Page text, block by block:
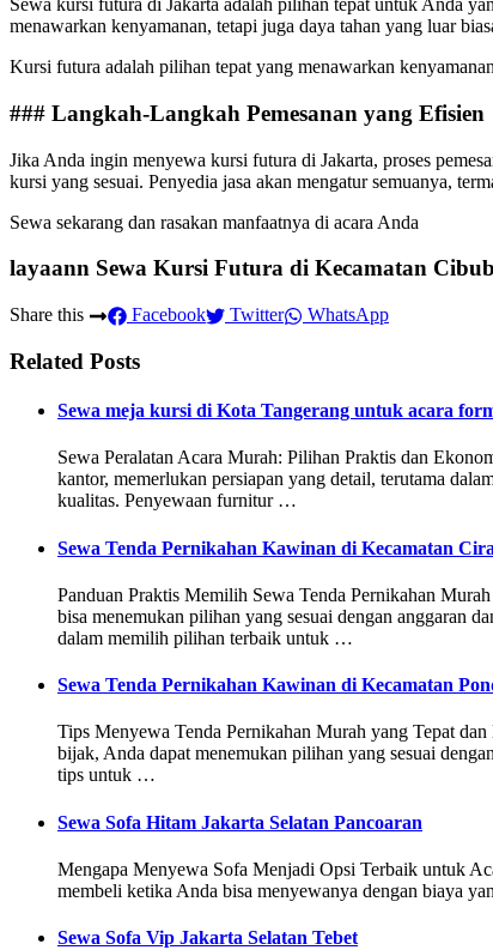
Sewa kursi futura di Jakarta adalah pilihan tepat untuk Anda
menawarkan kenyamanan, tetapi juga daya tahan yang luar
Kursi futura adalah pilihan tepat yang menawarkan
### Langkah-Langkah Pemesanan yang Efisien
Jika Anda ingin menyewa kursi futura di Jakarta, proses
kursi yang sesuai. Penyedia jasa akan mengatur semuanya,
Sewa sekarang dan rasakan manfaatnya di acara Anda
layaann Sewa Kursi Futura di Kecamatan
Share this Facebook Twitter WhatsApp
Related Posts
Sewa meja kursi di Kota Tangerang untuk acara
Sewa Peralatan Acara Murah: Pilihan Praktis dan
kantor, memerlukan persiapan yang detail, terutama
kualitas. Penyewaan furnitur …
Sewa Tenda Pernikahan Kawinan di Kecamatan
Panduan Praktis Memilih Sewa Tenda Pernikahan
bisa menemukan pilihan yang sesuai dengan anggaran
dalam memilih pilihan terbaik untuk …
Sewa Tenda Pernikahan Kawinan di Kecamatan
Tips Menyewa Tenda Pernikahan Murah yang Tepat
bijak, Anda dapat menemukan pilihan yang sesuai
tips untuk …
Sewa Sofa Hitam Jakarta Selatan Pancoaran
Mengapa Menyewa Sofa Menjadi Opsi Terbaik untuk
membeli ketika Anda bisa menyewanya dengan biaya
Sewa Sofa Vip Jakarta Selatan Tebet